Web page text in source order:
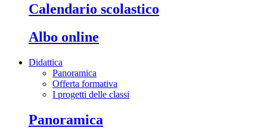
calendario scolastico
albo online
Didattica
Panoramica
Offerta formativa
I progetti delle classi
panoramica